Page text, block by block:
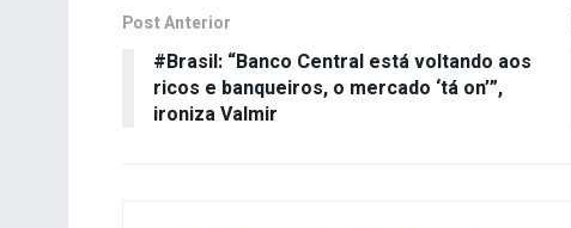
Post Anterior
#Brasil: “Banco Central está voltando aos
ricos e banqueiros, o mercado ‘tá on’”,
ironiza Valmir